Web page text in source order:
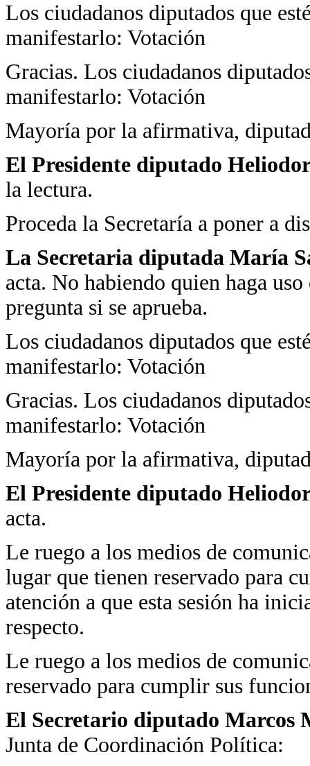
Los ciudadanos diputados que
manifestarlo: Votación
Gracias. Los ciudadanos
manifestarlo: Votación
Mayoría por la afirmativa,
El Presidente diputado
la lectura.
Proceda la Secretaría a poner a
La Secretaria diputada María
acta. No habiendo quien haga
pregunta si se aprueba.
Los ciudadanos diputados que
manifestarlo: Votación
Gracias. Los ciudadanos
manifestarlo: Votación
Mayoría por la afirmativa,
El Presidente diputado
acta.
Le ruego a los medios de
lugar que tienen reservado para
atención a que esta sesión ha
respecto.
Le ruego a los medios de
reservado para cumplir sus
El Secretario diputado Marcos
Junta de Coordinación Política: